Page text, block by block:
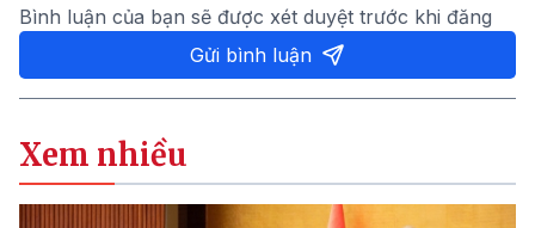
Bình luận của bạn sẽ được xét duyệt trước khi đăng
Gửi bình luận
Xem nhiều